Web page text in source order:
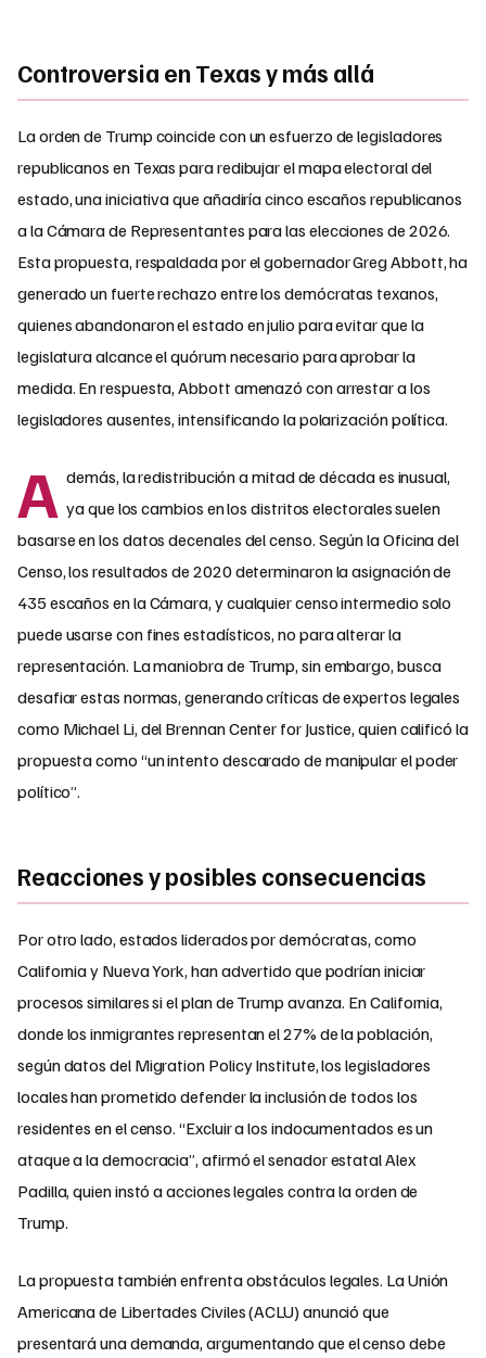
Controversia en Texas y más allá
La orden de Trump coincide con un esfuerzo de legisladores
republicanos en Texas para redibujar el mapa electoral del
estado, una iniciativa que añadiría cinco escaños republicanos
a la Cámara de Representantes para las elecciones de 2026.
Esta propuesta, respaldada por el gobernador Greg Abbott, ha
generado un fuerte rechazo entre los demócratas texanos,
quienes abandonaron el estado en julio para evitar que la
legislatura alcance el quórum necesario para aprobar la
medida. En respuesta, Abbott amenazó con arrestar a los
legisladores ausentes, intensificando la polarización política.
A demás, la redistribución a mitad de década es inusual,
ya que los cambios en los distritos electorales suelen
basarse en los datos decenales del censo. Según la Oficina del
Censo, los resultados de 2020 determinaron la asignación de
435 escaños en la Cámara, y cualquier censo intermedio solo
puede usarse con fines estadísticos, no para alterar la
representación. La maniobra de Trump, sin embargo, busca
desafiar estas normas, generando críticas de expertos legales
como Michael Li, del Brennan Center for Justice, quien calificó la
propuesta como “un intento descarado de manipular el poder
político”.
Reacciones y posibles consecuencias
Por otro lado, estados liderados por demócratas, como
California y Nueva York, han advertido que podrían iniciar
procesos similares si el plan de Trump avanza. En California,
donde los inmigrantes representan el 27% de la población,
según datos del Migration Policy Institute, los legisladores
locales han prometido defender la inclusión de todos los
residentes en el censo. “Excluir a los indocumentados es un
ataque a la democracia”, afirmó el senador estatal Alex
Padilla, quien instó a acciones legales contra la orden de
Trump.
La propuesta también enfrenta obstáculos legales. La Unión
Americana de Libertades Civiles (ACLU) anunció que
presentará una demanda, argumentando que el censo debe